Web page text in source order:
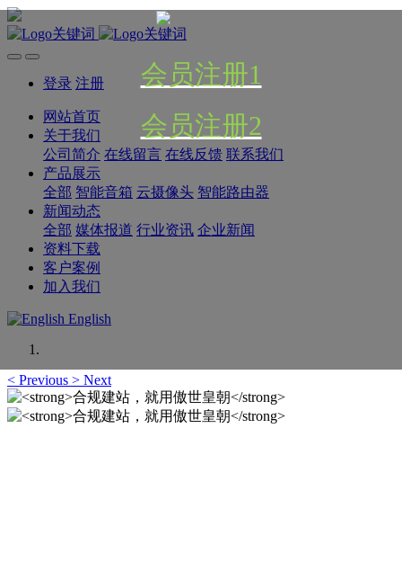
会员注册1
会员注册2
登录 注册
网站首页
关于我们
公司简介 在线留言 在线反馈 联系我们
产品展示
全部 智能音箱 云摄像头 智能路由器
新闻动态
全部 媒体报道 行业资讯 企业新闻
资料下载
客户案例
加入我们
English
< Previous > Next